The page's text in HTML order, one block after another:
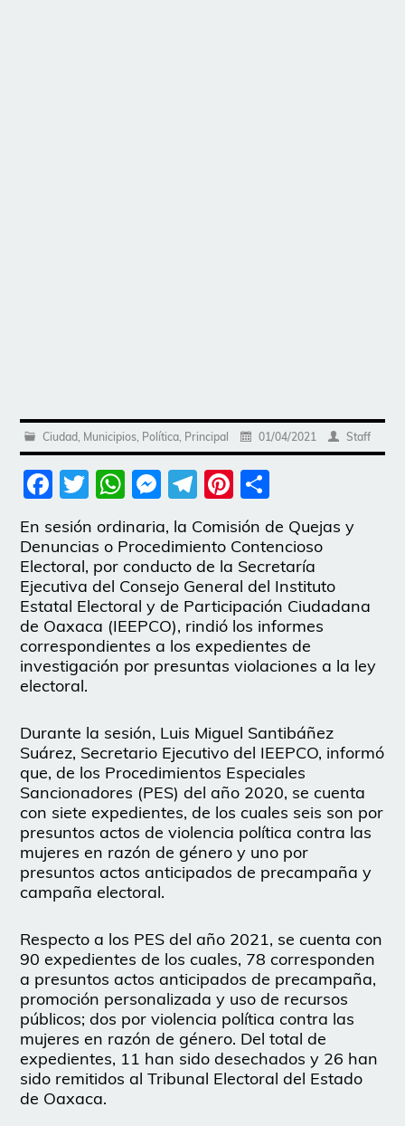
Ciudad, Municipios, Política, Principal 01/04/2021 Staff
Facebook
Twitter
WhatsApp
Messenger
Telegram
Pinterest
En sesión ordinaria, la Comisión de Quejas y
Denuncias o Procedimiento Contencioso
Electoral, por conducto de la Secretaría
Ejecutiva del Consejo General del Instituto
Estatal Electoral y de Participación Ciudadana
de Oaxaca (IEEPCO), rindió los informes
correspondientes a los expedientes de
investigación por presuntas violaciones a la ley
electoral.
Durante la sesión, Luis Miguel Santibáñez
Suárez, Secretario Ejecutivo del IEEPCO, informó
que, de los Procedimientos Especiales
Sancionadores (PES) del año 2020, se cuenta
con siete expedientes, de los cuales seis son por
presuntos actos de violencia política contra las
mujeres en razón de género y uno por
presuntos actos anticipados de precampaña y
campaña electoral.
Respecto a los PES del año 2021, se cuenta con
90 expedientes de los cuales, 78 corresponden
a presuntos actos anticipados de precampaña,
promoción personalizada y uso de recursos
públicos; dos por violencia política contra las
mujeres en razón de género. Del total de
expedientes, 11 han sido desechados y 26 han
sido remitidos al Tribunal Electoral del Estado
de Oaxaca.